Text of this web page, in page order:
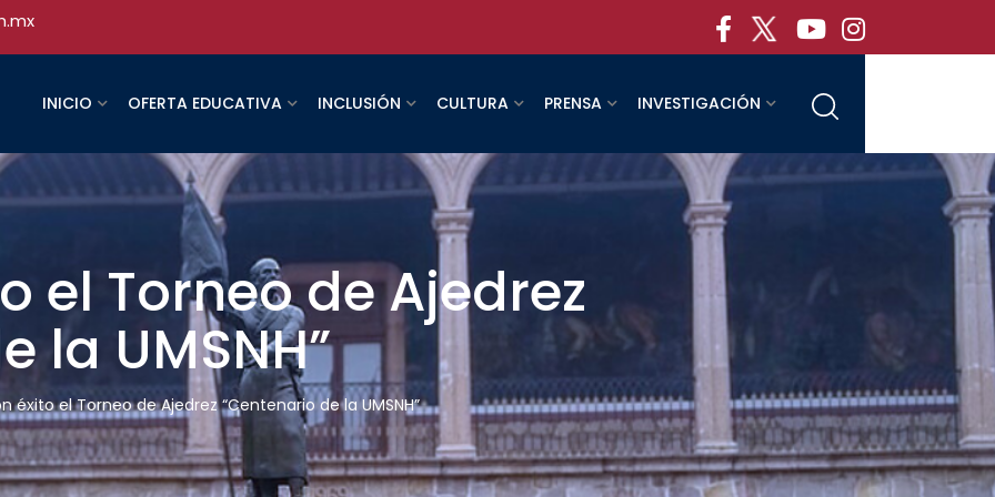
INICIO OFERTA EDUCATIVA INCLUSIÓN CULTURA PRENSA INVESTIGACIÓN
el Torneo de Ajedrez
la UMSNH”
éxito el Torneo de Ajedrez “Centenario de la UMSNH”